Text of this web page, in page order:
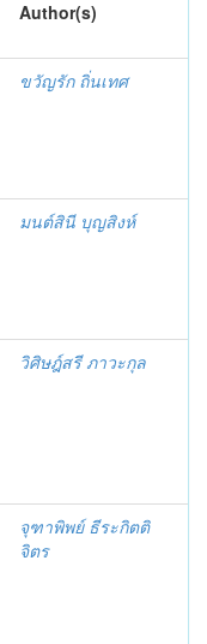
Author(s)
ขวัญรัก ถิ่นเทศ
มนต์สินี บุญสิงห์
วิศิษฎ์สรี ภาวะกุล
จุฑาพิพย์ ธีระกิตติ
จิตร